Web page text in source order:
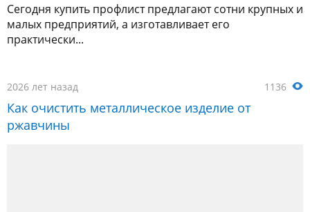
Сегодня купить профлист предлагают сотни крупных и
малых предприятий, а изготавливает его
практически...
2026 лет назад 1136
Как очистить металлическое изделие от
ржавчины